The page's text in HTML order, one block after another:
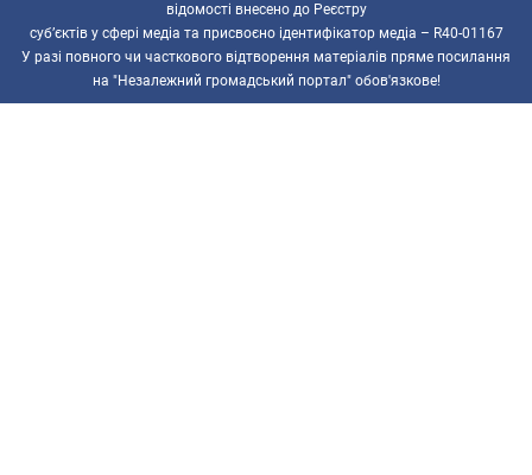
відомості внесено до Реєстру
суб’єктів у сфері медіа та присвоєно ідентифікатор медіа – R40-01167
У разі повного чи часткового відтворення матеріалів пряме посилання
на "Незалежний громадський портал" обов'язкове!